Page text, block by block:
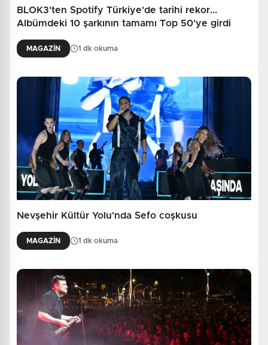
BLOK3'ten Spotify Türkiye'de tarihi rekor...
Albümdeki 10 şarkının tamamı Top 50'ye girdi
MAGAZİN 1 dk okuma
Nevşehir Kültür Yolu'nda Sefo coşkusu
MAGAZİN 1 dk okuma